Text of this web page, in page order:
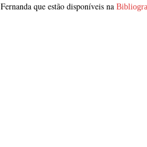
que estão disponíveis na